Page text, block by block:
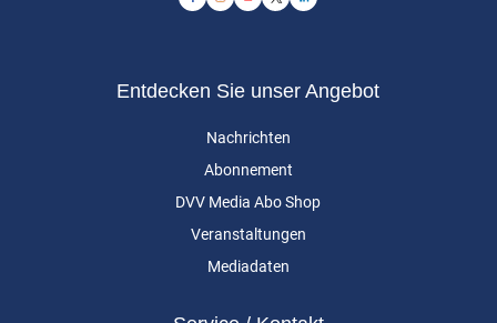
Entdecken Sie unser Angebot
Nachrichten
Abonnement
DVV Media Abo Shop
Veranstaltungen
Mediadaten